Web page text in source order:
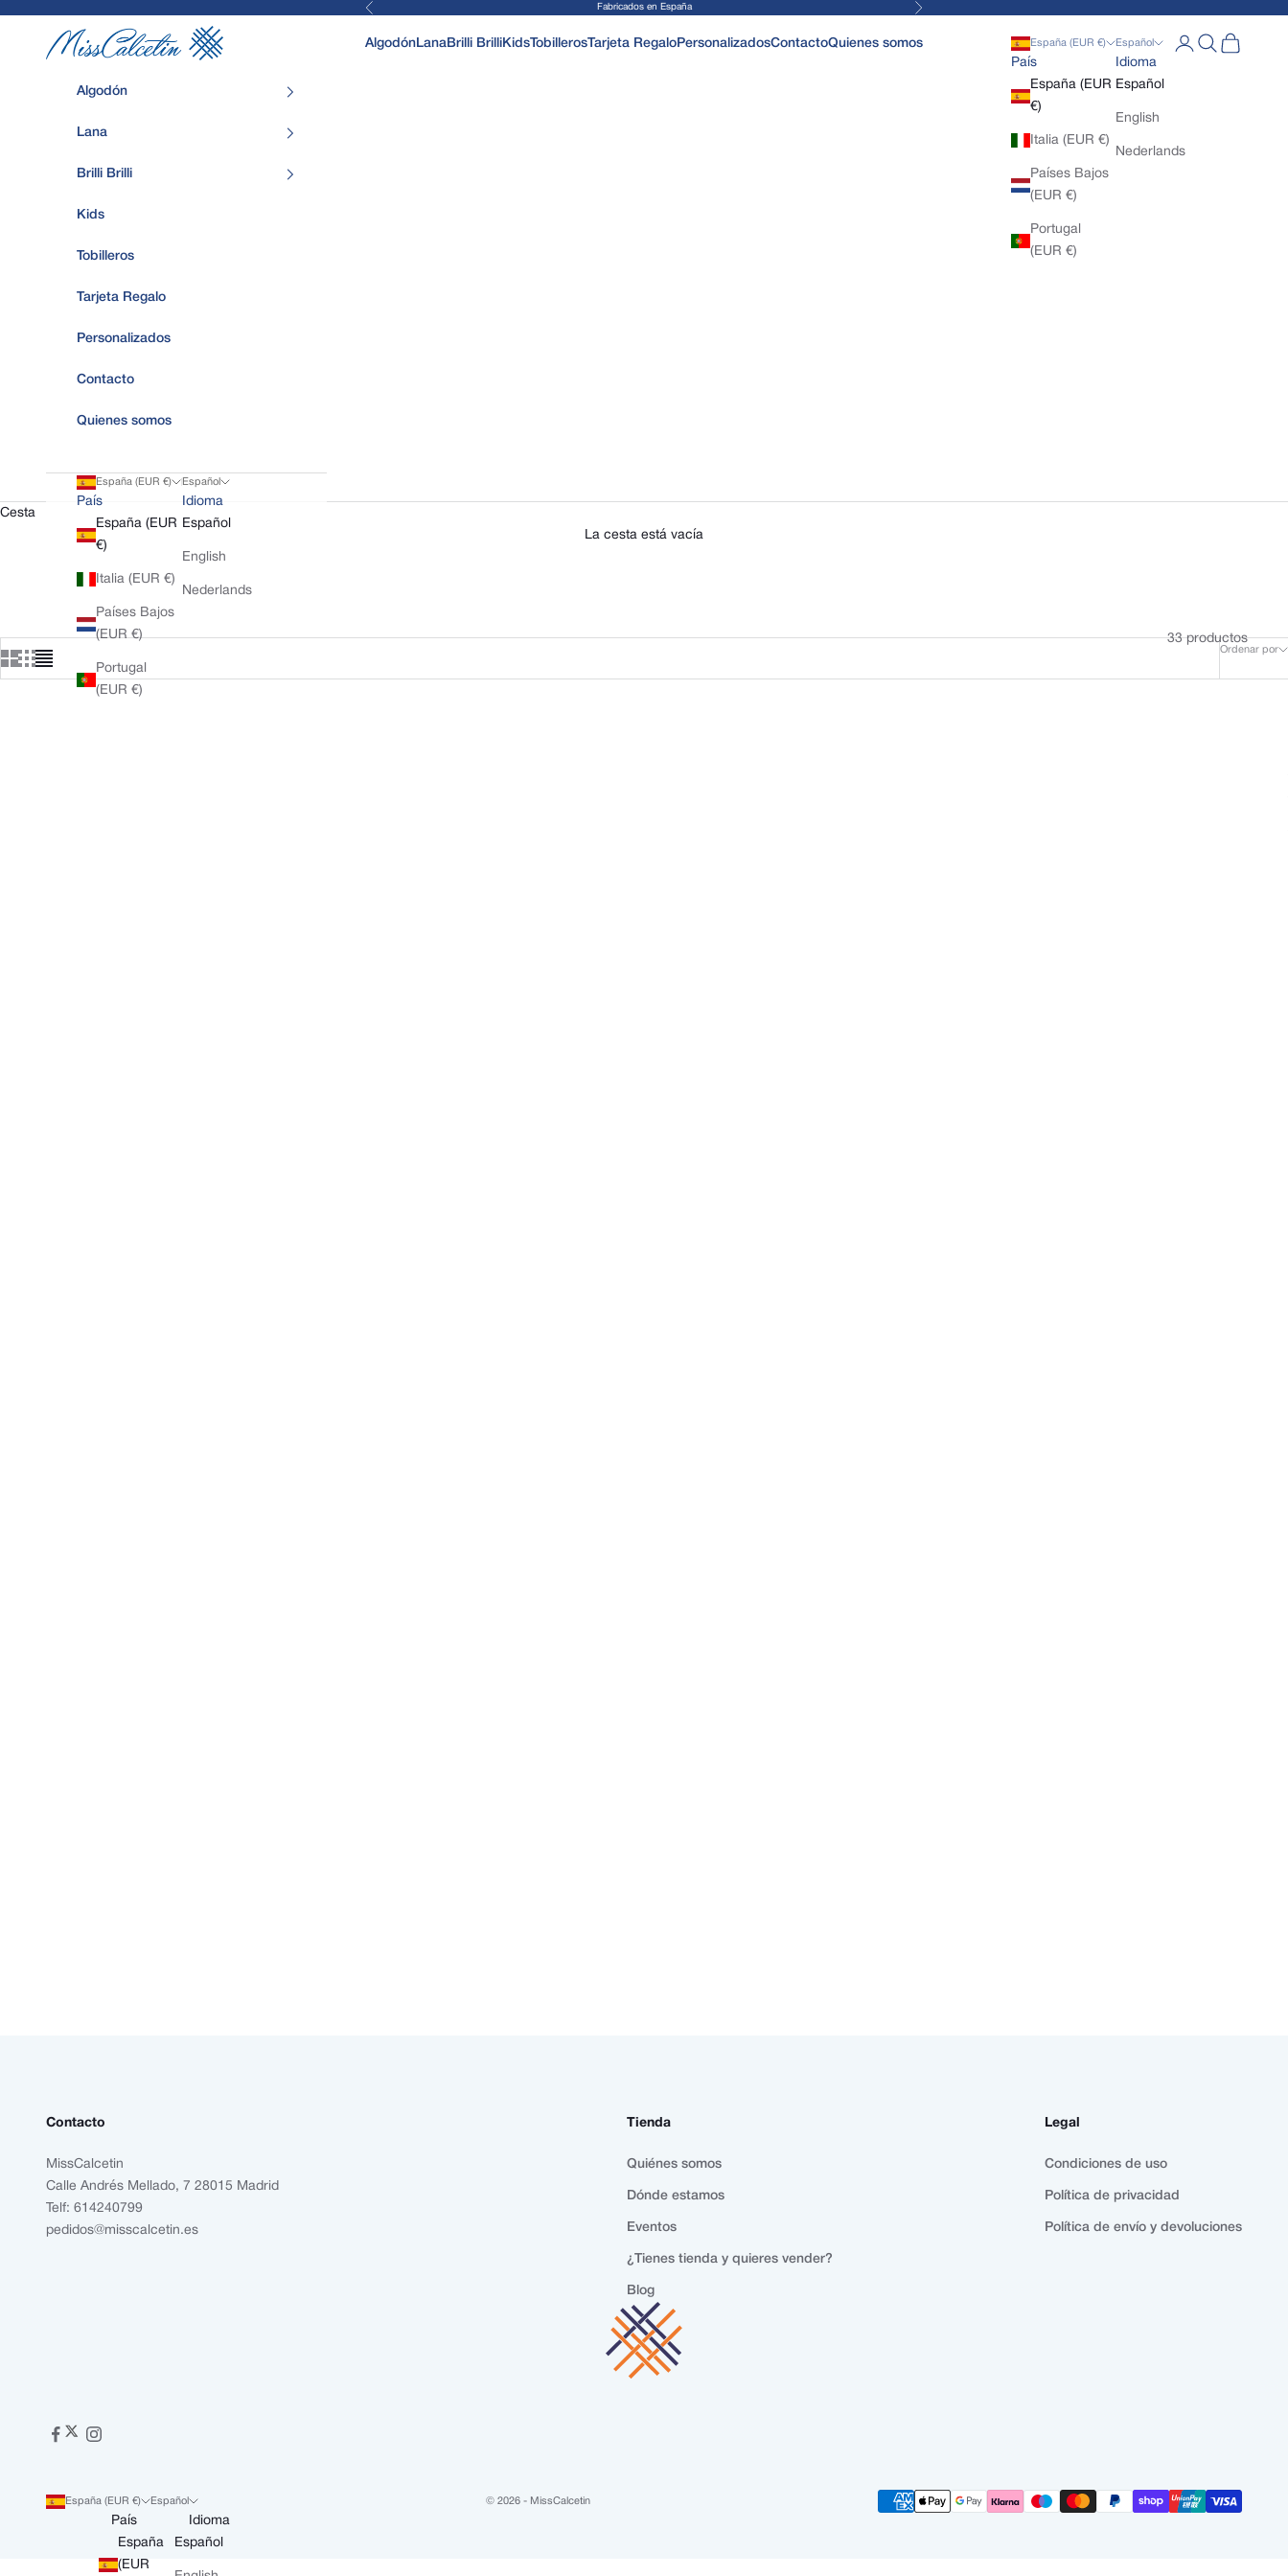
Anterior Fabricados en España Siguiente
MissCalcetin
AlgodónLanaBrilli BrilliKidsTobillerosTarjeta RegaloPersonalizadosContactoQuienes somos España (EUR €)
País
España (EUR
€)
Italia (EUR €)
Países Bajos
(EUR €)
Portugal
(EUR €)
Español
Idioma
Español
English
Nederlands
Abrir página de la
AbrirAbrir cesta
Algodón
Lana
Brilli Brilli
Kids
Tobilleros
Tarjeta Regalo
Personalizados
Contacto
Quienes somos
España (EUR €)
País
España (EUR
€)
Italia (EUR €)
Países Bajos
(EUR €)
Portugal
(EUR €)
Español
Idioma
Español
English
Nederlands
Cesta
La cesta está vacía
Brilli Brilli Caña Alta
Ordenar por
33 productos
Contacto
MissCalcetin
Calle Andrés Mellado, 7 28015 Madrid
Telf: 614240799
pedidos@misscalcetin.es
Tienda
Quiénes somos
Dónde estamos
Eventos
¿Tienes tienda y quieres vender?
Blog
Legal
Condiciones de uso
Política de privacidad
Política de envío y devoluciones
España (EUR €)
País
España
(EUR
Español
Idioma
Español
© 2026 - MissCalcetin